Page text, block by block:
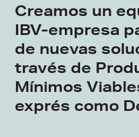
Creamos un
IBV-empresa
de nuevas
través de
Mínimos
exprés como